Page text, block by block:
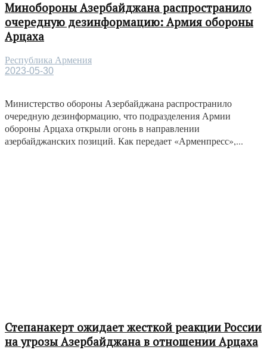
Минобороны Азербайджана распространило
очередную дезинформацию: Армия обороны
Арцаха
Республика Армения
2023-05-30
Министерство обороны Азербайджана распространило
очередную дезинформацию, что подразделения Армии
обороны Арцаха открыли огонь в направлении
азербайджанских позиций. Как передает «Арменпресс»,...
Степанакерт ожидает жесткой реакции России
на угрозы Азербайджана в отношении Арцаха